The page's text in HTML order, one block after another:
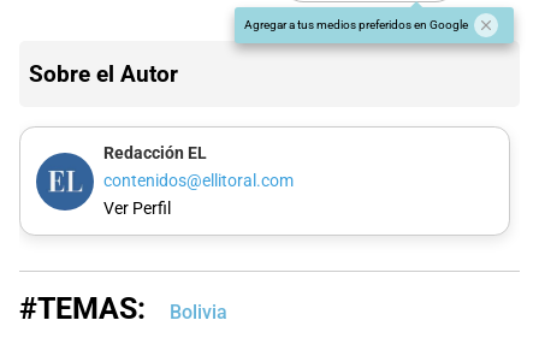
Agregar a tus medios preferidos en Google
Sobre el Autor
Redacción EL
contenidos@ellitoral.com
Ver Perfil
#TEMAS: Bolivia